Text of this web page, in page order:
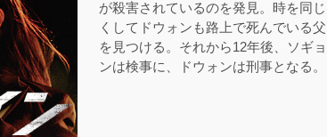
が殺害されているのを発見。時を同じ
くしてドウォンも路上で死んでいる父
を見つける。それから12年後、ソギョ
ンは検事に、ドウォンは刑事となる。